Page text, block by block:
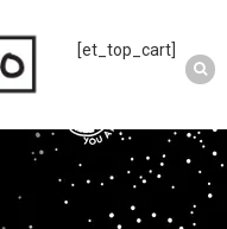
[et_top_cart]